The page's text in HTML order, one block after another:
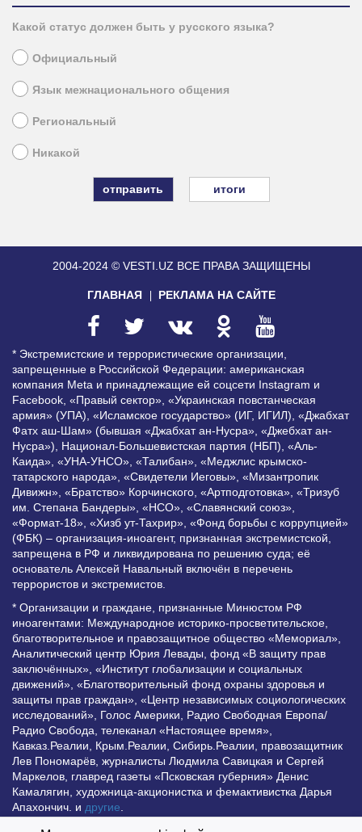
Какой статус должен быть у русского языка?
Официальный
Язык межнационального общения
Региональный
Никакой
итоги
2004-2024 © VESTI.UZ ВСЕ ПРАВА ЗАЩИЩЕНЫ
ГЛАВНАЯ РЕКЛАМА НА САЙТЕ
* Экстремистские и террористические организации,
запрещенные в Российской Федерации: американская
компания Meta и принадлежащие ей соцсети Instagram и
Facebook, «Правый сектор», «Украинская повстанческая
армия» (УПА), «Исламское государство» (ИГ, ИГИЛ), «Джабхат
Фатх аш-Шам» (бывшая «Джабхат ан-Нусра», «Джебхат ан-
Нусра»), Национал-Большевистская партия (НБП), «Аль-
Каида», «УНА-УНСО», «Талибан», «Меджлис крымско-
татарского народа», «Свидетели Иеговы», «Мизантропик
Дивижн», «Братство» Корчинского, «Артподготовка», «Тризуб
им. Степана Бандеры», «НСО», «Славянский союз»,
«Формат-18», «Хизб ут-Тахрир», «Фонд борьбы с коррупцией»
(ФБК) – организация-иноагент, признанная экстремистской,
запрещена в РФ и ликвидирована по решению суда; её
основатель Алексей Навальный включён в перечень
террористов и экстремистов.
* Организации и граждане, признанные Минюстом РФ
иноагентами: Международное историко-просветительское,
благотворительное и правозащитное общество «Мемориал»,
Аналитический центр Юрия Левады, фонд «В защиту прав
заключённых», «Институт глобализации и социальных
движений», «Благотворительный фонд охраны здоровья и
защиты прав граждан», «Центр независимых социологических
исследований», Голос Америки, Радио Свободная Европа/
Радио Свобода, телеканал «Настоящее время»,
Кавказ.Реалии, Крым.Реалии, Сибирь.Реалии, правозащитник
Лев Пономарёв, журналисты Людмила Савицкая и Сергей
Маркелов, главред газеты «Псковская губерния» Денис
Камалягин, художница-акционистка и фемактивистка Дарья
Апахончич. и другие